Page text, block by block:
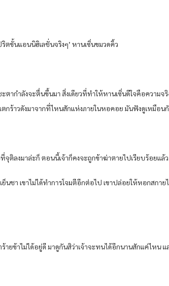
ตขั้นแอนนิฮิเลชั่นจริงๆ’ หานเซิ่นขมวดคิ้ว
ากำลังจะตื่นขึ้นมา สิ่งเดียวที่ทำให้หานเซิ่นดีใจคือควา
ตกร้าวดังมาจากที่ไหนสักแห่งภายในหอคอย มันฟังดูเหมื
จุติลงมาล่ะก็ ตอนนี้เจ้าก็คงจะถูกข้าฆ่าตายไปเรียบร้อยแล้
นชา เขาไม่ได้ทำการโจมตีอีกต่อไป เขาปล่อยให้หอกสก
ายข้าไม่ได้อยู่ดี มาดูกันสิว่าเจ้าจะทนได้อีกนานสักแค่ไหน